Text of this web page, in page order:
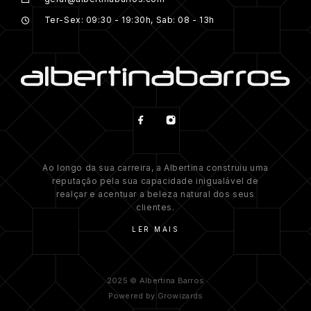
Ter-Sex: 09:30 - 19:30h, Sab: 08 - 13h
Ao longo da sua carreira, a Albertina construiu uma
reputação pela sua capacidade inigualável de
realçar e acentuar a beleza natural dos seus
clientes.
LER MAIS
2025 © Albertina Barros
Powered by Growizards